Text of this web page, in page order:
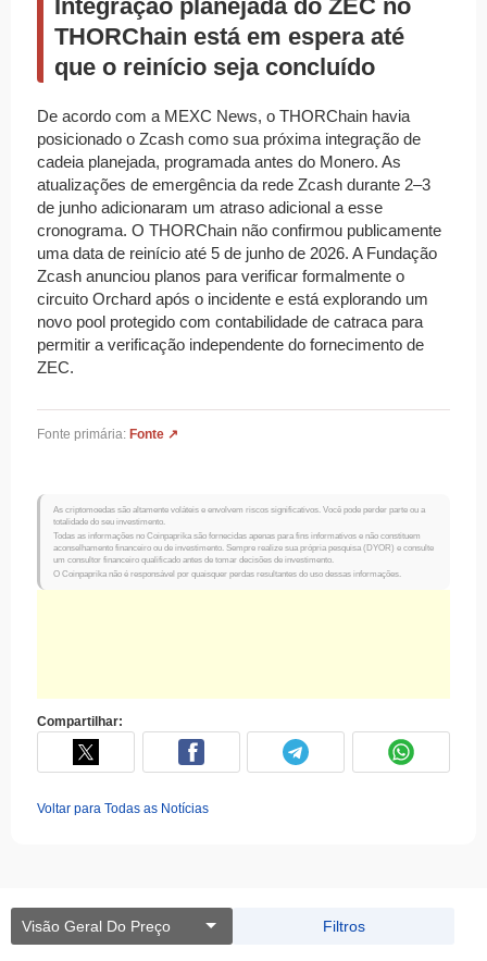
Integração planejada do ZEC no
THORChain está em espera até
que o reinício seja concluído
De acordo com a MEXC News, o THORChain havia
posicionado o Zcash como sua próxima integração de
cadeia planejada, programada antes do Monero. As
atualizações de emergência da rede Zcash durante 2–3
de junho adicionaram um atraso adicional a esse
cronograma. O THORChain não confirmou publicamente
uma data de reinício até 5 de junho de 2026. A Fundação
Zcash anunciou planos para verificar formalmente o
circuito Orchard após o incidente e está explorando um
novo pool protegido com contabilidade de catraca para
permitir a verificação independente do fornecimento de
ZEC.
Fonte primária: Fonte ↗
As criptomoedas são altamente voláteis e envolvem riscos significativos. Você pode perder parte ou a
totalidade do seu investimento.
Todas as informações no Coinpaprika são fornecidas apenas para fins informativos e não constituem
aconselhamento financeiro ou de investimento. Sempre realize sua própria pesquisa (DYOR) e consulte
um consultor financeiro qualificado antes de tomar decisões de investimento.
O Coinpaprika não é responsável por quaisquer perdas resultantes do uso dessas informações.
Compartilhar:
Voltar para Todas as Notícias
Visão Geral Do Preço Filtros